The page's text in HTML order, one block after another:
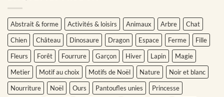
Abstrait & forme Activités & loisirs Animaux Arbre
Chat
Chien
Château Dinosaure Dragon Espace Ferme
Fille
Fleurs
Forêt Fourrure Garçon Hiver Lapin
Magie
Metier
Motif au choix Motifs de Noël Nature
Noir et blanc
Nourriture
Noël Ours Pantoufles unies
Princesse